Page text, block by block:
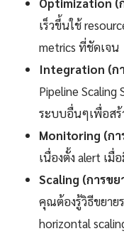
เร็วขึ้นใช้
metrics ที่ชัดเจน
Integration (ก
Pipeline Scaling
ระบบอื่นๆเพื่อสร้
Monitoring (ก
เนื่องตั้ง alert เ
Scaling (การข
คุณต้องรู้วิธีขยาย
horizontal